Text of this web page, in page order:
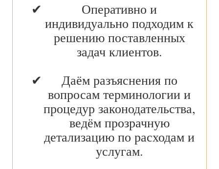
Оперативно и
индивидуально подходим к
решению поставленных
задач клиентов.
Даём разъяснения по
вопросам терминологии и
процедур законодательства,
ведём прозрачную
детализацию по расходам и
услугам.